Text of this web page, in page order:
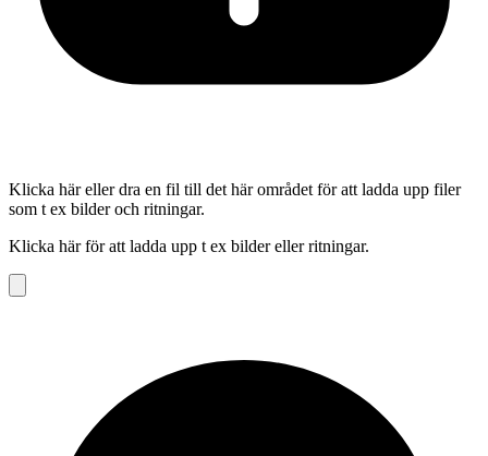
Klicka här eller dra en fil till det här området för att ladda upp filer
som t ex bilder och ritningar.
Klicka här för att ladda upp t ex bilder eller ritningar.